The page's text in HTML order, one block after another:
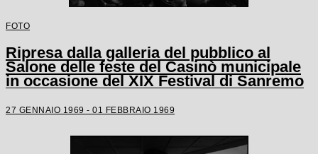
FOTO
Ripresa dalla galleria del pubblico al
Salone delle feste del Casinò municipale
in occasione del XIX Festival di Sanremo
27 GENNAIO 1969 - 01 FEBBRAIO 1969